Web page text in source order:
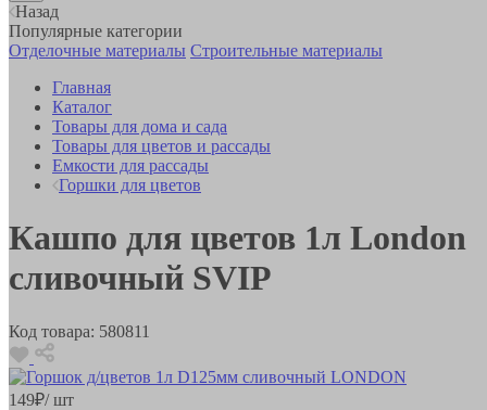
Назад
Популярные категории
Отделочные материалы Строительные материалы
Главная
Каталог
Товары для дома и сада
Товары для цветов и рассады
Емкости для рассады
Горшки для цветов
Кашпо для цветов 1л London
сливочный SVIP
Код товара: 580811
149₽/ шт